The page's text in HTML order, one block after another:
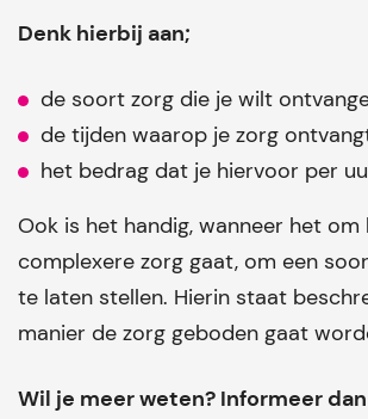
Denk hierbij aan;
de soort zorg die je wilt
de tijden waarop je zorg
het bedrag dat je hiervoor per
Ook is het handig, wanneer het
complexere zorg gaat, om een
te laten stellen. Hierin staat
manier de zorg geboden gaat
Wil je meer weten? Informeer